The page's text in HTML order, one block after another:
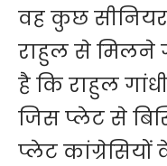
वह कुछ
राहुल से मिलने
है कि राहुल
जिस प्लेट से
प्लेट